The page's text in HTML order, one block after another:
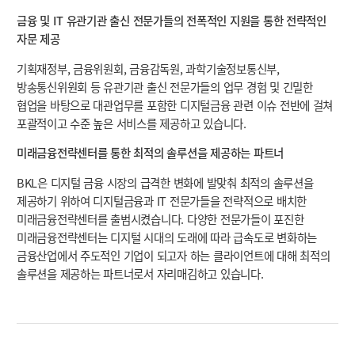
금융 및 IT 유관기관 출신 전문가들의 전폭적인 지원을 통한 전략적인
자문 제공
기획재정부, 금융위원회, 금융감독원, 과학기술정보통신부,
방송통신위원회 등 유관기관 출신 전문가들의 업무 경험 및 긴밀한
협업을 바탕으로 대관업무를 포함한 디지털금융 관련 이슈 전반에 걸쳐
포괄적이고 수준 높은 서비스를 제공하고 있습니다.
미래금융전략센터를 통한 최적의 솔루션을 제공하는 파트너
BKL은 디지털 금융 시장의 급격한 변화에 발맞춰 최적의 솔루션을
제공하기 위하여 디지털금융과 IT 전문가들을 전략적으로 배치한
미래금융전략센터를 출범시켰습니다. 다양한 전문가들이 포진한
미래금융전략센터는 디지털 시대의 도래에 따라 급속도로 변화하는
금융산업에서 주도적인 기업이 되고자 하는 클라이언트에 대해 최적의
솔루션을 제공하는 파트너로서 자리매김하고 있습니다.